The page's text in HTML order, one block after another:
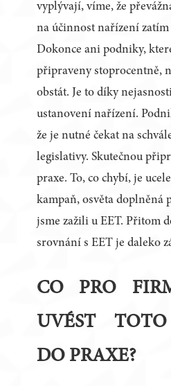
vyplývají, víme, že
na účinnost nařízení
Dokonce ani podniky,
připraveny stoprocentně,
obstát. Je to díky
ustanovení nařízení.
že je nutné čekat na
legislativy. Skutečnou
praxe. To, co chybí, je
kampaň, osvěta doplněná
jsme zažili u EET. Přitom
srovnání s EET je daleko
CO PRO
UVÉST
DO PRAXE?